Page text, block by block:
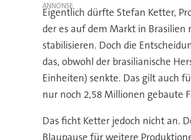
Eigentlich dürfte Stefan Ketter,
der es auf dem Markt in Brasilien
stabilisieren. Doch die
das, obwohl der brasilianische
Einheiten) senkte. Das gilt auch
nur noch 2,58 Millionen gebaute
Das ficht Ketter jedoch nicht an.
Blaupause für weitere